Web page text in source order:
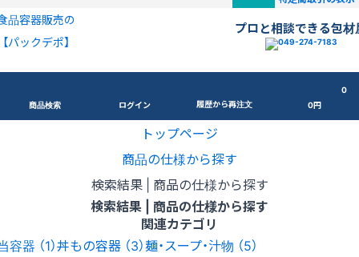
品容器販売の
【パックデポ】
プロと相談できる包材
商品検索 ログイン 履歴から再注文
0
0円
トップページ
商品の仕様から探す
検索結果 | 商品の仕様から探す
検索結果 | 商品の仕様から探す
関連カテゴリ
容器 （1）丼もの容器 （3）麺・スープ・汁物 （5）